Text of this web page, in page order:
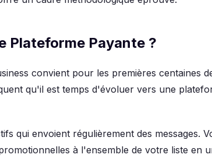
Plateforme Payante ?
convient pour les premières centaines
qu'il est temps d'évoluer vers une
qui envoient régulièrement des messages.
à l'ensemble de votre liste en